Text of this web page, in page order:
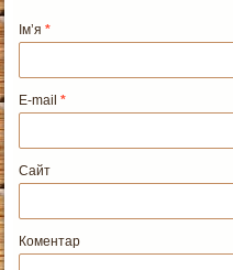
Ім’я*
E-mail*
Сайт
Коментар